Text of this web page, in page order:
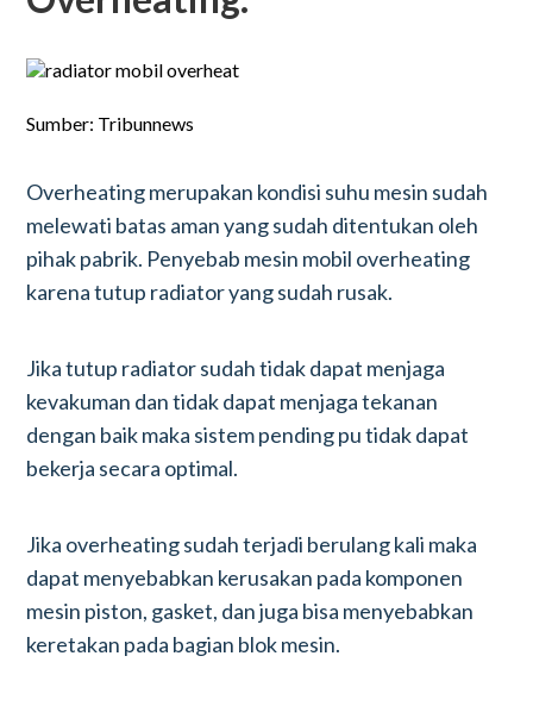
Sumber: Tribunnews
Overheating merupakan kondisi suhu mesin sudah
melewati batas aman yang sudah ditentukan oleh
pihak pabrik. Penyebab mesin mobil overheating
karena tutup radiator yang sudah rusak.
Jika tutup radiator sudah tidak dapat menjaga
kevakuman dan tidak dapat menjaga tekanan
dengan baik maka sistem pending pu tidak dapat
bekerja secara optimal.
Jika overheating sudah terjadi berulang kali maka
dapat menyebabkan kerusakan pada komponen
mesin piston, gasket, dan juga bisa menyebabkan
keretakan pada bagian blok mesin.